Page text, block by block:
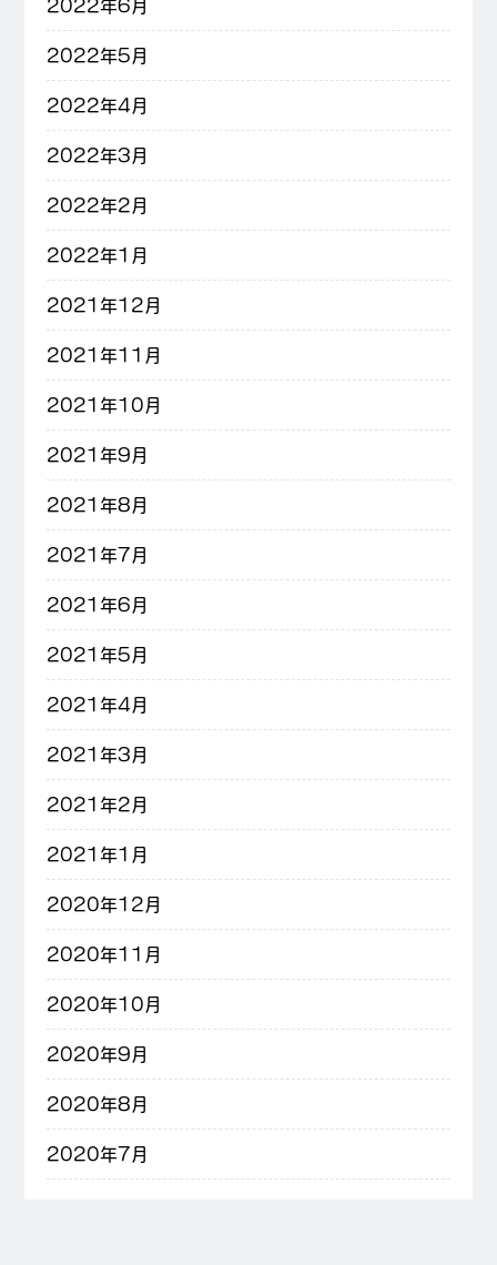
2022年6月
2022年5月
2022年4月
2022年3月
2022年2月
2022年1月
2021年12月
2021年11月
2021年10月
2021年9月
2021年8月
2021年7月
2021年6月
2021年5月
2021年4月
2021年3月
2021年2月
2021年1月
2020年12月
2020年11月
2020年10月
2020年9月
2020年8月
2020年7月